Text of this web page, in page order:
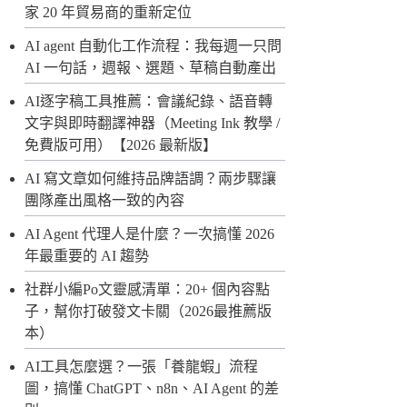
家 20 年貿易商的重新定位
AI agent 自動化工作流程：我每週一只問
AI 一句話，週報、選題、草稿自動產出
AI逐字稿工具推薦：會議紀錄、語音轉
文字與即時翻譯神器（Meeting Ink 教學 /
免費版可用）【2026 最新版】
AI 寫文章如何維持品牌語調？兩步驟讓
團隊產出風格一致的內容
AI Agent 代理人是什麼？一次搞懂 2026
年最重要的 AI 趨勢
社群小編Po文靈感清單：20+ 個內容點
子，幫你打破發文卡關（2026最推薦版
本）
AI工具怎麼選？一張「養龍蝦」流程
圖，搞懂 ChatGPT、n8n、AI Agent 的差